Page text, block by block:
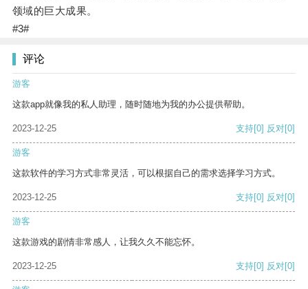
领域的巨大成果。
#3#
评论
游客
这款app就像我的私人助理，随时随地为我的办公提供帮助。
2023-12-25 支持[0] 反对[0]
游客
这款软件的学习方式非常灵活，可以根据自己的需求选择学习方式。
2023-12-25 支持[0] 反对[0]
游客
这款游戏的剧情非常感人，让我久久不能忘怀。
2023-12-25 支持[0] 反对[0]